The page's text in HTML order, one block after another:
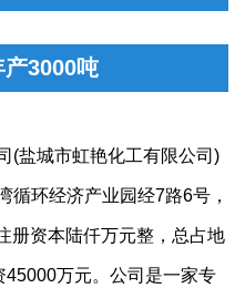
3000吨
(盐城市虹艳化工有限公司)
循环经济产业园经7路6号，
册资本陆仟万元整，总占地
45000万元。公司是一家专